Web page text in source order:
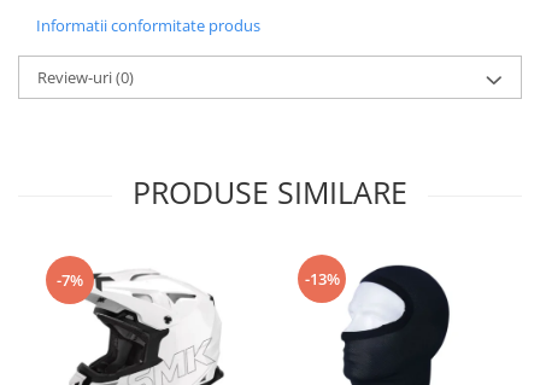
Top case
Cutii aluminiu Shad
Cutii ATV Shad
Cutii laterale Shad
Genti rezervor Shad
Genti soft Shad
Genti TERRA Shad
Informatii conformitate produs
Review-uri(0)
PRODUSE SIMILARE
-7% -13%